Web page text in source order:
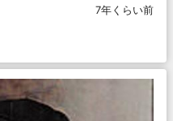
7年くらい前